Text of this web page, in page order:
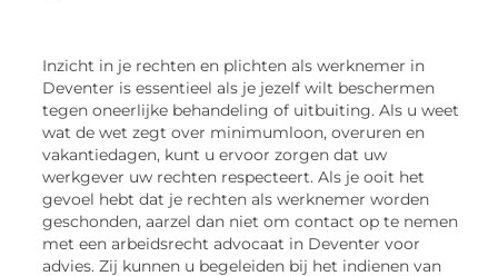
Inzicht in je rechten en plichten als werknemer in
Deventer is essentieel als je jezelf wilt beschermen
tegen oneerlijke behandeling of uitbuiting. Als u weet
wat de wet zegt over minimumloon, overuren en
vakantiedagen, kunt u ervoor zorgen dat uw
werkgever uw rechten respecteert. Als je ooit het
gevoel hebt dat je rechten als werknemer worden
geschonden, aarzel dan niet om contact op te nemen
met een arbeidsrecht advocaat in Deventer voor
advies. Zij kunnen u begeleiden bij het indienen van